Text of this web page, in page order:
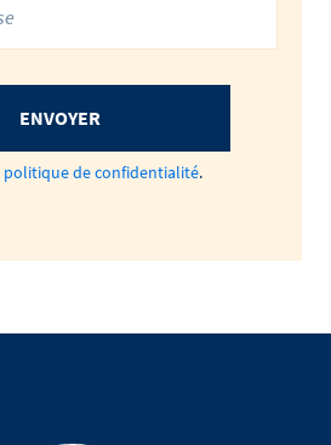
ENVOYER
politique de confidentialité.